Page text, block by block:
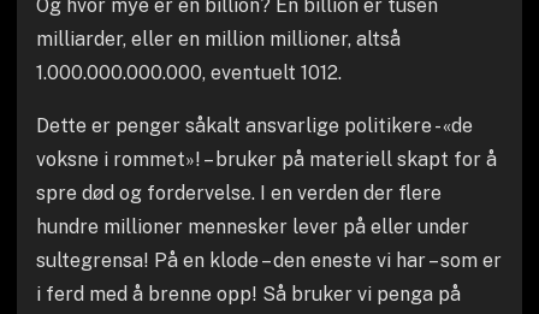
Og hvor mye er en billion? En billion er tusen
milliarder, eller en million millioner, altså
1.000.000.000.000, eventuelt 1012.
Dette er penger såkalt ansvarlige politikere - «de
voksne i rommet»! – bruker på materiell skapt for å
spre død og fordervelse. I en verden der flere
hundre millioner mennesker lever på eller under
sultegrensa! På en klode – den eneste vi har – som er
i ferd med å brenne opp! Så bruker vi penga på